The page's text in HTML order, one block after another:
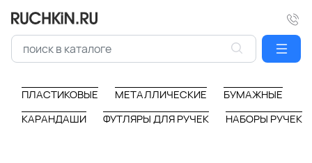
ПЛАСТИКОВЫЕ МЕТАЛЛИЧЕСКИЕ
БУМАЖНЫЕ
КАРАНДАШИ
ФУТЛЯРЫ ДЛЯ РУЧЕК НАБОРЫ РУЧЕК